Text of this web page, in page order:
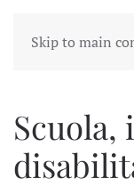
Skip to main
Scuola,